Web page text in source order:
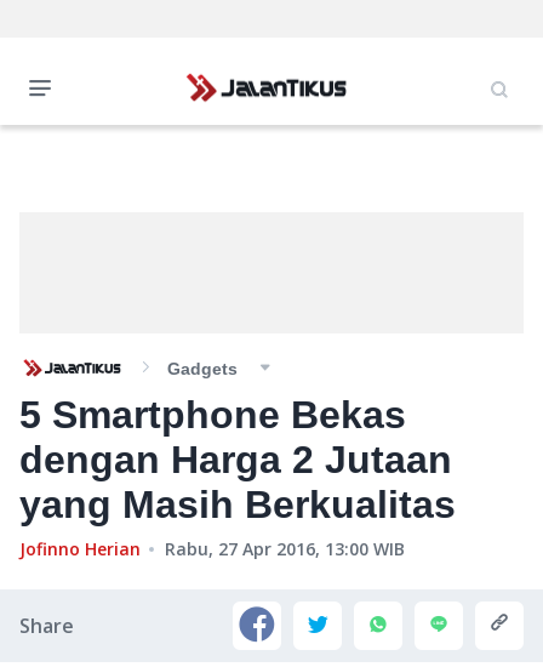
Gadgets
5 Smartphone Bekas
dengan Harga 2 Jutaan
yang Masih Berkualitas
Jofinno Herian Rabu, 27 Apr 2016, 13:00 WIB
Share